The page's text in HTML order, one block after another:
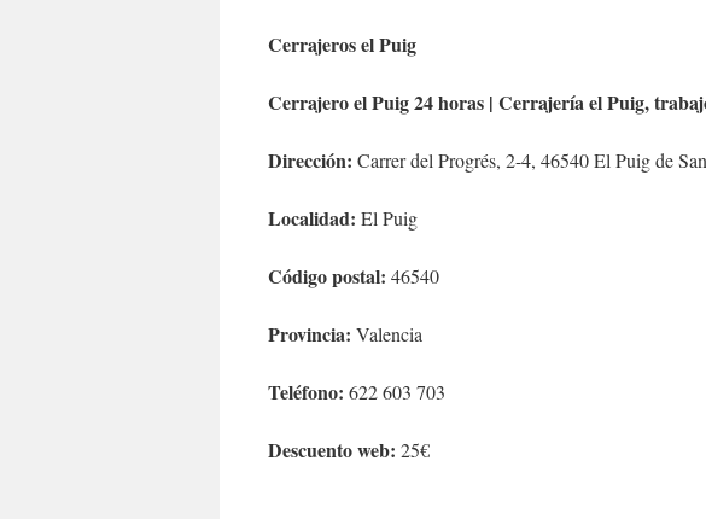
Cerrajeros el Puig
Cerrajero el Puig 24 horas | Cerrajería el Puig,
Dirección: Carrer del Progrés, 2-4, 46540 El Puig de
Localidad: El Puig
Código postal: 46540
Provincia: Valencia
Teléfono: 622 603 703
Descuento web: 25€